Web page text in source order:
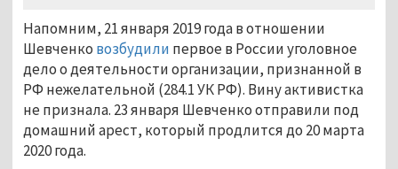
Напомним, 21 января 2019 года в отношении
Шевченко возбудили первое в России уголовное
дело о деятельности организации, признанной в
РФ нежелательной (284.1 УК РФ). Вину активистка
не признала. 23 января Шевченко отправили под
домашний арест, который продлится до 20 марта
2020 года.